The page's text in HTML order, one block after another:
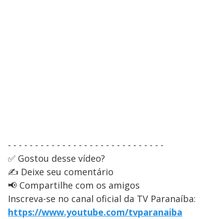
- - - - - - - - - - - - - - - - - - - - - - - - - - - - -
✅ Gostou desse vídeo?
✍️ Deixe seu comentário
📢 Compartilhe com os amigos
Inscreva-se no canal oficial da TV Paranaíba:
https://www.youtube.com/tvparanaiba